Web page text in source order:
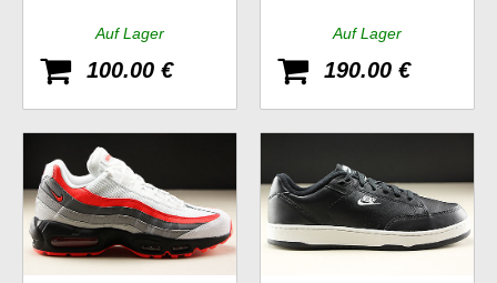
Auf Lager
100.00 €
Auf Lager
190.00 €